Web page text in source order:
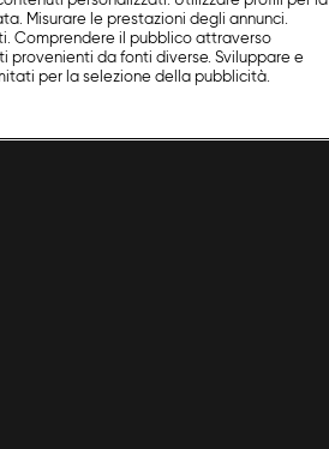
Misurare le prestazioni degli annunci.
Comprendere il pubblico attraverso
provenienti da fonti diverse. Sviluppare e
per la selezione della pubblicità.